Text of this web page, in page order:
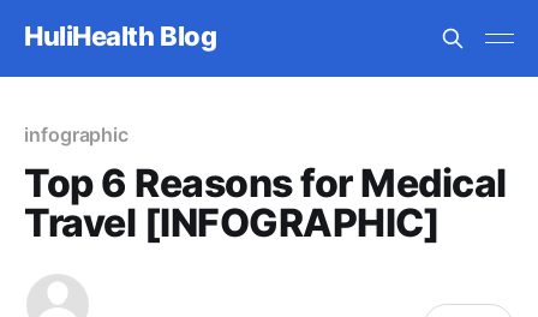
HuliHealth Blog
infographic
Top 6 Reasons for Medical
Travel [INFOGRAPHIC]